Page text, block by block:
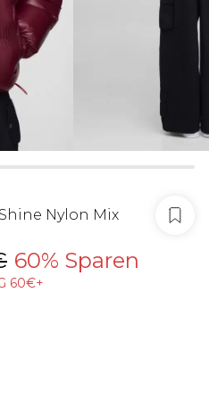
Nylon Mix
60% Sparen
60€+